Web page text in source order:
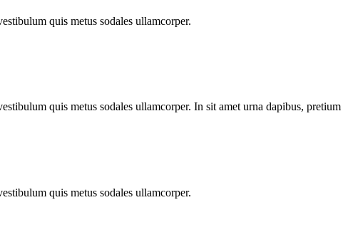
quis metus sodales ullamcorper.
quis metus sodales ullamcorper. In sit amet urna dapibus,
quis metus sodales ullamcorper.